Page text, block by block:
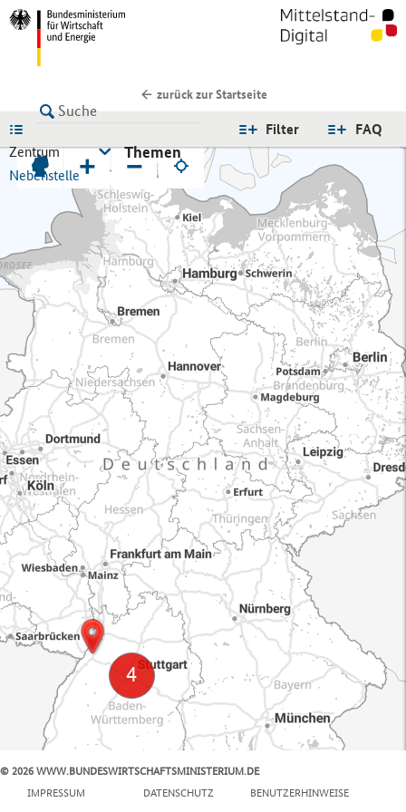
zurück zur Startseite
FAQ
Filter
Zentrum
Nebenstelle
Themen
+ −
© 2026 WWW.BUNDESWIRTSCHAFTSMINISTERIUM.DE
IMPRESSUM
DATENSCHUTZ BENUTZERHINWEISE